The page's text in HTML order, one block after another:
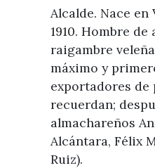
Oficinas
Punto
Historia
Visitas
Fiestas y
Fiestas
Málaga
Guías
Encuestas
Alcalde. Nace en
1910. Hombre de
raigambre
máximo y
exportadores de
recuerdan;
almachareños
Alcántara, Félix
Ruiz).